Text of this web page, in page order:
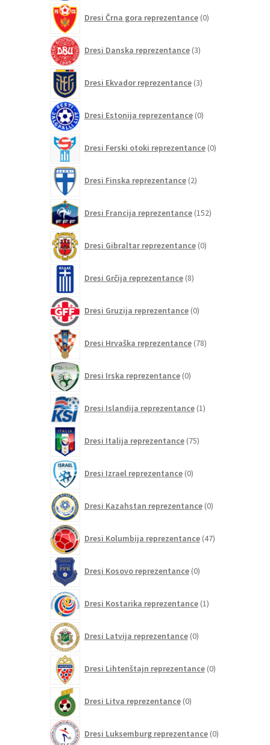
Dresi Črna gora reprezentance 0izdelkov
Dresi Danska reprezentance 3izdelki
Dresi Ekvador reprezentance 3izdelki
Dresi Estonija reprezentance 0izdelkov
Dresi Ferski otoki reprezentance 0izdelkov
Dresi Finska reprezentance 2izdelka
Dresi Francija reprezentance 152izdelkov
Dresi Gibraltar reprezentance 0izdelkov
Dresi Grčija reprezentance 8izdelkov
Dresi Gruzija reprezentance 0izdelkov
Dresi Hrvaška reprezentance 78izdelkov
Dresi Irska reprezentance 0izdelkov
Dresi Islandija reprezentance 1izdelek
Dresi Italija reprezentance 75izdelkov
Dresi Izrael reprezentance 0izdelkov
Dresi Kazahstan reprezentance 0izdelkov
Dresi Kolumbija reprezentance 47izdelkov
Dresi Kosovo reprezentance 0izdelkov
Dresi Kostarika reprezentance 1izdelek
Dresi Latvija reprezentance 0izdelkov
Dresi Lihtenštajn reprezentance 0izdelkov
Dresi Litva reprezentance 0izdelkov
Dresi Luksemburg reprezentance 0izdelkov